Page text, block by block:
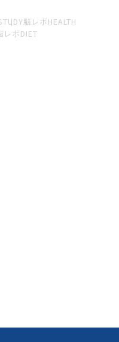
脳レボHEALTH
レボDIET